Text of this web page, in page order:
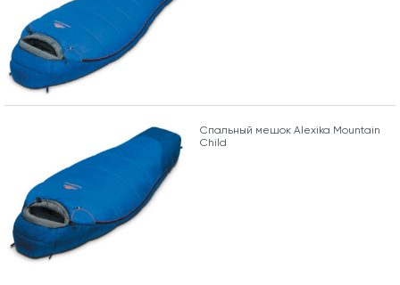
Спальный мешок Alexika Mountain
Child